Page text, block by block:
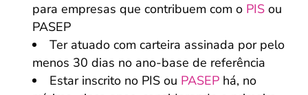
para empresas que contribuem com o PIS ou
PASEP
Ter atuado com carteira assinada por pelo
menos 30 dias no ano-base de referência
Estar inscrito no PIS ou PASEP há, no